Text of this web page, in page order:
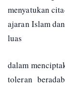
menyatukan
ajaran Islam
luas
dalam
toleran